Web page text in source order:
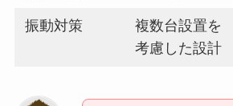
振動対策
複数台設置を
考慮した設計